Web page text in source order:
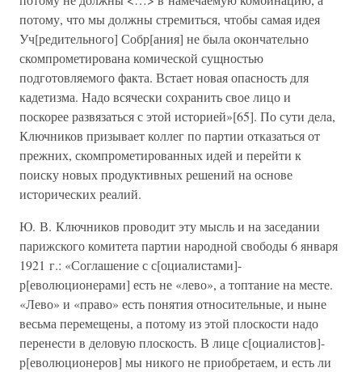
потому, что мы должны стремиться, чтобы самая идея
Уч[редительного] Собр[ания] не была окончательно
скомпрометирована комической сущностью
подготовляемого факта. Встает новая опасность для
кадетизма. Надо всячески сохранить свое лицо и
поскорее развязаться с этой историей»[65]. По сути дела,
Ключников призывает коллег по партии отказаться от
прежних, скомпрометированных идей и перейти к
поиску новых продуктивных решений на основе
исторических реалий.
Ю. В. Ключников проводит эту мысль и на заседании
парижского комитета партии народной свободы 6 января
1921 г.: «Соглашение с с[оциалистами]-
р[еволюционерами] есть не «лево», а топтание на месте.
«Лево» и «право» есть понятия относительные, и ныне
весьма перемещены, а потому из этой плоскости надо
перенести в деловую плоскость. В лице с[оциалистов]-
р[еволюционеров] мы никого не приобретаем, и есть ли